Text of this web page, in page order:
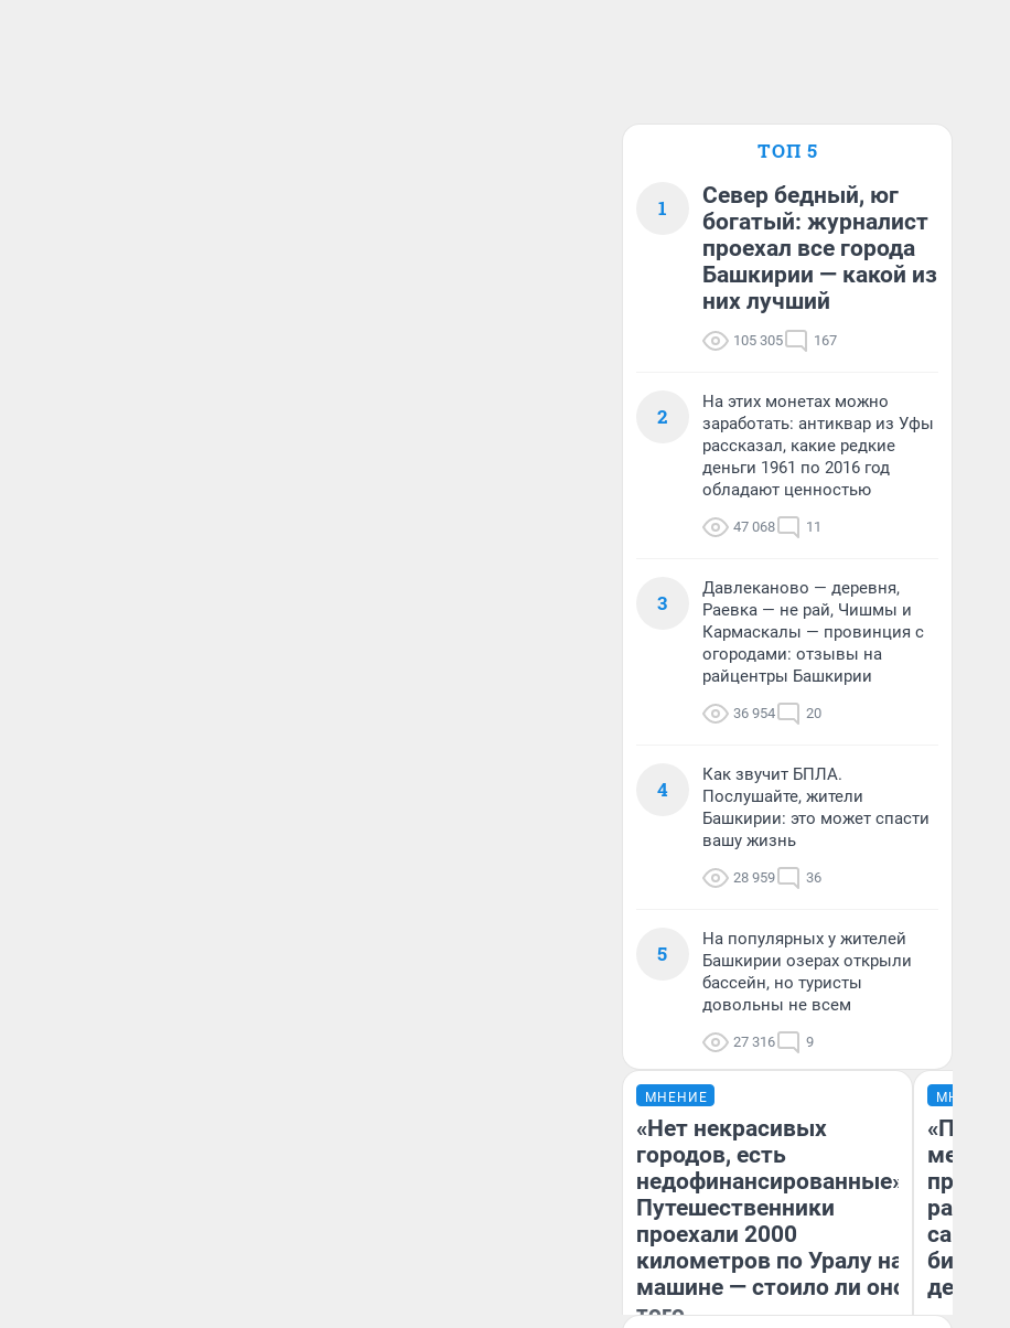
ТОП 5
1
Север бедный, юг
богатый: журналист
проехал все города
Башкирии — какой из
них лучший
105 305 167
2
На этих монетах можно
заработать: антиквар из Уфы
рассказал, какие редкие
деньги 1961 по 2016 год
обладают ценностью
47 068 11
3
Давлеканово — деревня,
Раевка — не рай, Чишмы и
Кармаскалы — провинция с
огородами: отзывы на
райцентры Башкирии
36 954 20
4
Как звучит БПЛА.
Послушайте, жители
Башкирии: это может спасти
вашу жизнь
28 959 36
5
На популярных у жителей
Башкирии озерах открыли
бассейн, но туристы
довольны не всем
27 316 9
МНЕНИЕ
«Нет некрасивых
городов, есть
недофинансированные».
Путешественники
проехали 2000
километров по Уралу на
машине — стоило ли оно
того
МНЕНИЕ
самом